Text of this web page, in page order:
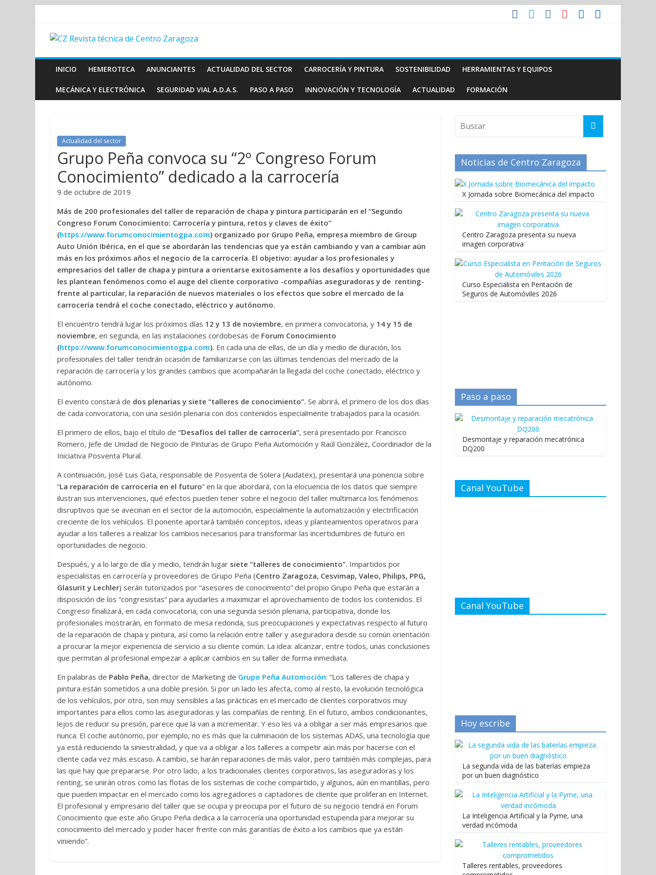
INICIO HEMEROTECA ANUNCIANTES ACTUALIDAD DEL SECTOR CARROCERÍA Y PINTURA SOSTENIBILIDAD HERRAMIENTAS Y EQUIPOS
MECÁNICA Y ELECTRÓNICA SEGURIDAD VIAL A.D.A.S. PASO A PASO INNOVACIÓN Y TECNOLOGÍA ACTUALIDAD FORMACIÓN
Actualidad del sector
Grupo Peña convoca su “2º Congreso Forum
Conocimiento” dedicado a la carrocería
9 de octubre de 2019
Más de 200 profesionales del taller de reparación de chapa y pintura participarán en el “Segundo
Congreso Forum Conocimiento: Carrocería y pintura, retos y claves de éxito”
(https://www.forumconocimientogpa.com) organizado por Grupo Peña, empresa miembro de Group
Auto Unión Ibérica, en el que se abordarán las tendencias que ya están cambiando y van a cambiar aún
más en los próximos años el negocio de la carrocería. El objetivo: ayudar a los profesionales y
empresarios del taller de chapa y pintura a orientarse exitosamente a los desafíos y oportunidades que
les plantean fenómenos como el auge del cliente corporativo -compañías aseguradoras y de renting-
frente al particular, la reparación de nuevos materiales o los efectos que sobre el mercado de la
carrocería tendrá el coche conectado, eléctrico y autónomo.
El encuentro tendrá lugar los próximos días 12 y 13 de noviembre, en primera convocatoria, y 14 y 15 de
noviembre, en segunda, en las instalaciones cordobesas de Forum Conocimiento
(https://www.forumconocimientogpa.com). En cada una de ellas, de un día y medio de duración, los
profesionales del taller tendrán ocasión de familiarizarse con las últimas tendencias del mercado de la
reparación de carrocería y los grandes cambios que acompañarán la llegada del coche conectado, eléctrico y
autónomo.
El evento constará de dos plenarias y siete “talleres de conocimiento”. Se abrirá, el primero de los dos días
de cada convocatoria, con una sesión plenaria con dos contenidos especialmente trabajados para la ocasión.
El primero de ellos, bajo el título de “Desafíos del taller de carrocería”, será presentado por Francisco
Romero, Jefe de Unidad de Negocio de Pinturas de Grupo Peña Automoción y Raúl González, Coordinador de la
Iniciativa Posventa Plural.
A continuación, José Luis Gata, responsable de Posventa de Solera (Audatex), presentará una ponencia sobre
“La reparación de carrocería en el futuro” en la que abordará, con la elocuencia de los datos que siempre
ilustran sus intervenciones, qué efectos pueden tener sobre el negocio del taller multimarca los fenómenos
disruptivos que se avecinan en el sector de la automoción, especialmente la automatización y electrificación
creciente de los vehículos. El ponente aportará también conceptos, ideas y planteamientos operativos para
ayudar a los talleres a realizar los cambios necesarios para transformar las incertidumbres de futuro en
oportunidades de negocio.
Después, y a lo largo de día y medio, tendrán lugar siete “talleres de conocimiento”. Impartidos por
especialistas en carrocería y proveedores de Grupo Peña (Centro Zaragoza, Cesvimap, Valeo, Philips, PPG,
Glasurit y Lechler) serán tutorizados por “asesores de conocimiento” del propio Grupo Peña que estarán a
disposición de los “congresistas” para ayudarles a maximizar el aprovechamiento de todos los contenidos. El
Congreso finalizará, en cada convocatoria, con una segunda sesión plenaria, participativa, donde los
profesionales mostrarán, en formato de mesa redonda, sus preocupaciones y expectativas respecto al futuro
de la reparación de chapa y pintura, así como la relación entre taller y aseguradora desde su común orientación
a procurar la mejor experiencia de servicio a su cliente común. La idea: alcanzar, entre todos, unas conclusiones
que permitan al profesional empezar a aplicar cambios en su taller de forma inmediata.
En palabras de Pablo Peña, director de Marketing de Grupo Peña Automoción: “Los talleres de chapa y
pintura están sometidos a una doble presión. Si por un lado les afecta, como al resto, la evolución tecnológica
de los vehículos, por otro, son muy sensibles a las prácticas en el mercado de clientes corporativos muy
importantes para ellos como las aseguradoras y las compañías de renting. En el futuro, ambos condicionantes,
lejos de reducir su presión, parece que la van a incrementar. Y eso les va a obligar a ser más empresarios que
nunca. El coche autónomo, por ejemplo, no es más que la culminación de los sistemas ADAS, una tecnología que
ya está reduciendo la siniestralidad, y que va a obligar a los talleres a competir aún más por hacerse con el
cliente cada vez más escaso. A cambio, se harán reparaciones de más valor, pero también más complejas, para
las que hay que prepararse. Por otro lado, a los tradicionales clientes corporativos, las aseguradoras y los
renting, se unirán otros como las flotas de los sistemas de coche compartido, y algunos, aún en mantillas, pero
que pueden impactar en el mercado como los agregadores o captadores de cliente que proliferan en Internet.
El profesional y empresario del taller que se ocupa y preocupa por el futuro de su negocio tendrá en Forum
Conocimiento que este año Grupo Peña dedica a la carrocería una oportunidad estupenda para mejorar su
conocimiento del mercado y poder hacer frente con más garantías de éxito a los cambios que ya están
viniendo”.
Noticias de Centro Zaragoza
X Jornada sobre Biomecánica del impacto
Centro Zaragoza presenta su nueva
imagen corporativa
Curso Especialista en Peritación de
Seguros de Automóviles 2026
Paso a paso
Desmontaje y reparación mecatrónica
DQ200
Canal YouTube
Canal YouTube
Hoy escribe
La segunda vida de las baterías empieza
por un buen diagnóstico
La Inteligencia Artificial y la Pyme, una
verdad incómoda
Talleres rentables, proveedores